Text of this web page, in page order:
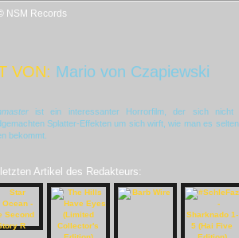
NSM Records
VON: Mario von Czapiewski
ist ein interessanter Horrorfilm, der sich nicht
Splatter-Effekten um sich wirft, wie man es
bekommt.
Artikel des Redakteurs: